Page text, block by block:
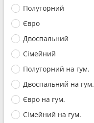
Полуторний
Євро
Двоспальний
Сімейний
Полуторний на гум.
Двоспальний на гум.
Євро на гум.
Сімейний на гум.